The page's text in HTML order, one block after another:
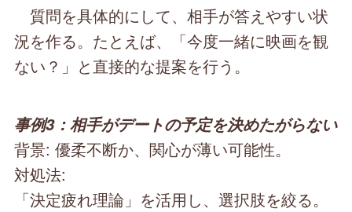
質問を具体的にして、相手が答えやすい状
況を作る。たとえば、「今度一緒に映画を観
ない？」と直接的な提案を行う。
事例3：相手がデートの予定を決めたがらない
背景: 優柔不断か、関心が薄い可能性。
対処法:
「決定疲れ理論」を活用し、選択肢を絞る。